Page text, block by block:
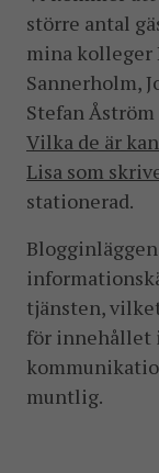
större antal
mina kolleger
Sannerholm,
Stefan
Vilka de är
Lisa som
stationerad.
tjänsten,
för innehållet
muntlig.